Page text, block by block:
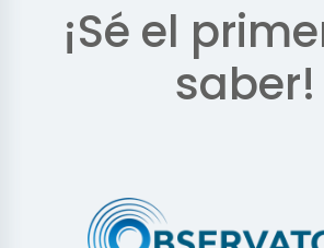
¡Sé el
saber!